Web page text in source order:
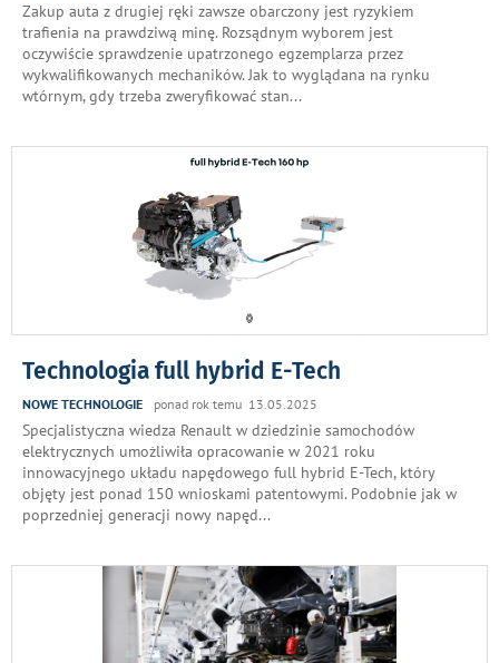
Zakup auta z drugiej ręki zawsze obarczony jest ryzykiem
trafienia na prawdziwą minę. Rozsądnym wyborem jest
oczywiście sprawdzenie upatrzonego egzemplarza przez
wykwalifikowanych mechaników. Jak to wyglądana na rynku
wtórnym, gdy trzeba zweryfikować stan...
Technologia full hybrid E-Tech
NOWE TECHNOLOGIE ponad rok temu 13.05.2025
Specjalistyczna wiedza Renault w dziedzinie samochodów
elektrycznych umożliwiła opracowanie w 2021 roku
innowacyjnego układu napędowego full hybrid E-Tech, który
objęty jest ponad 150 wnioskami patentowymi. Podobnie jak w
poprzedniej generacji nowy napęd...